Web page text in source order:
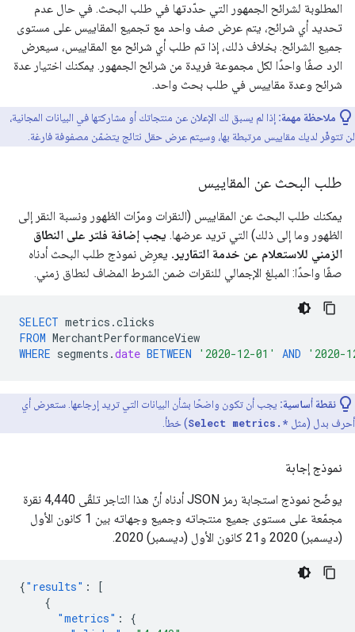
المطلوبة لشرائح الجمهور التي حدّدتها في طلب البحث. في حال عدم
تحديد أي شرائح، يتم عرض صف واحد مع تجميع المقاييس على مستوى
جميع الشرائح. بخلاف ذلك، إذا تم طلب أي شرائح مع المقاييس، سيعرض
الرد صفًا واحدًا لكل مجموعة فريدة من شرائح الجمهور. يمكنك اختيار عدة
شرائح وعدة مقاييس في طلب بحث واحد.
ملاحظة مهمة: إذا لم يسبق لك الإعلان عن منتجاتك أو مشاركتها في البيانات المجانية،
لن تتوفّر لديك مقاييس مرتبطة بها، وسيتم عرض حقل نتائج يتضمّن مصفوفة فارغة.
طلب البحث عن المقاييس
يمكنك طلب البحث عن المقاييس (النقرات ومرّات الظهور ونسبة النقر إلى
الظهور وما إلى ذلك) التي تريد عرضها. يجب إضافة فلتر على النطاق
الزمني للاستعلام عن خدمة التقارير. يعرِض نموذج طلب البحث أدناه
صفًا واحدًا: المبلغ الإجمالي للنقرات ضمن الشرط المضاف لنطاق زمني.
SELECT metrics .clicks
FROM MerchantPerformanceView
WHERE segments .date BETWEEN '2020-12-01' AND '2020-
نقطة أساسية: يجب أن تكون واضحًا بشأن البيانات التي تريد إرجاعها. ستعرض أي
أحرف بدل (مثل Select metrics.*) خطأ.
نموذج إجابة
يوضّح نموذج استجابة رمز JSON أدناه أنّ هذا التاجر تلقّى 4,440 نقرة
مجمّعة على مستوى جميع منتجاته وجميع وجهاته بين 1 كانون الأول
(ديسمبر) 2020 و21 كانون الأول (ديسمبر) 2020.
{"results" :
[
{
"metrics" :
{